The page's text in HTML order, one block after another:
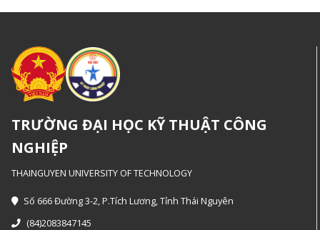
TRƯỜNG ĐẠI HỌC KỸ THUẬT CÔNG
NGHIỆP
THAINGUYEN UNIVERSITY OF TECHNOLOGY
Số 666 Đường 3-2, P.Tích Lương, Tỉnh Thái Nguyên
(84)2083847145